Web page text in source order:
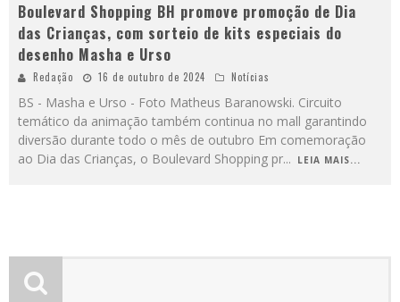
Boulevard Shopping BH promove promoção de Dia
das Crianças, com sorteio de kits especiais do
desenho Masha e Urso
Redação 16 de outubro de 2024 Notícias
BS - Masha e Urso - Foto Matheus Baranowski. Circuito
temático da animação também continua no mall garantindo
diversão durante todo o mês de outubro Em comemoração
ao Dia das Crianças, o Boulevard Shopping pr... LEIA MAIS...